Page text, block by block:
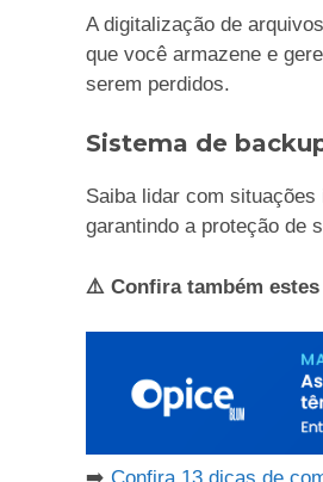
A digitalização de
que você armazene e
serem perdidos.
Sistema de
Saiba lidar com
garantindo a proteção de
⚠️ Confira também